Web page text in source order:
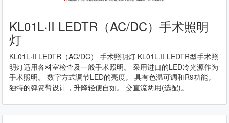
KL01L·II LEDTR（AC/DC）手术照明
灯
KL01L·II LEDTR（AC/DC） 手术照明灯 KL01L.II LEDTR型手术照
明灯适用各科室检查及一般手术照明。 采用进口的LED冷光源作为
手术照明。 数字方式调节LED的亮度。 具有色温可调和R9功能。
独特的弹簧臂设计，升降轻便自如。 交直流两用(选配)。